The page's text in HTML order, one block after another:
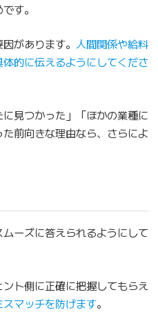
す。
があります。 人間関係や給料
的に伝えるようにしてくださ
見つかった」「ほかの業種に
前向きな理由なら、さらによ
ーズに答えられるようにして
ト側に正確に把握してもらえ
マッチを防げます。